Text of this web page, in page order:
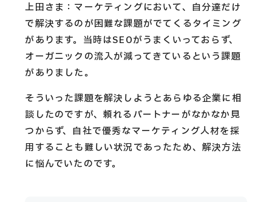
上田さま：マーケティングにおいて、自分達だけ
で解決するのが困難な課題がでてくるタイミング
があります。当時はSEOがうまくいっておらず、
オーガニックの流入が減ってきているという課題
がありました。
そういった課題を解決しようとあらゆる企業に相
談したのですが、頼れるパートナーがなかなか見
つからず、自社で優秀なマーケティング人材を採
用することも難しい状況であったため、解決方法
に悩んでいたのです。